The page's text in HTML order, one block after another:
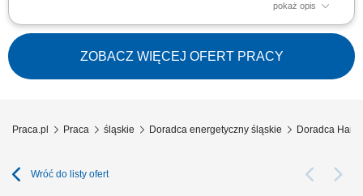
pokaż opis
Doradzanie klientom w zakresie nowoczesnych rozwiązań z obszaru
odnawialnych źródeł energii. Aktywne pozyskiwanie klientów oraz
prowadzenie spotkań handlowych. Przygotowywanie ofert i finalizowanie
sprzedaży. Budowanie długofalowych relacji z klientami. Raportowanie
prowadzonych działań...
ZOBACZ WIĘCEJ OFERT PRACY
Praca.pl Praca śląskie Doradca energetyczny śląskie Doradca
Wróć do listy ofert